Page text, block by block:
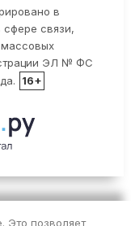
в
связи,
ЭЛ № ФС
16+
Это позволяет